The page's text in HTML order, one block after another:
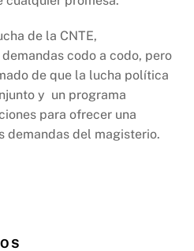
de la CNTE,
codo a codo, pero
de que la lucha política
y un programa
para ofrecer una
demandas del magisterio.